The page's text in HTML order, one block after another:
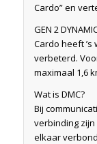
Cardo” en
GEN 2
Cardo heeft
verbeterd.
maximaal 1,6
Wat is DMC?
Bij
verbinding
elkaar